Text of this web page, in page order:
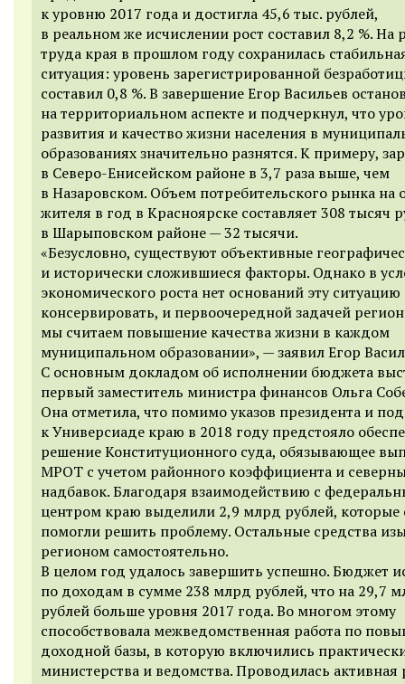
к уровню 2017 года и достигла 45,6 тыс. рублей,
в реальном же исчислении рост составил 8,2 %. На
труда края в прошлом году сохранилась
ситуация: уровень зарегистрированной
составил 0,8 %. В завершение Егор Васильев
на территориальном аспекте и подчеркнул, что
развития и качество жизни населения в
образованиях значительно разнятся. К примеру,
в Северо-Енисейском районе в 3,7 раза выше, чем
в Назаровском. Объем потребительского рынка на
жителя в год в Красноярске составляет 308 тысяч
в Шарыповском районе — 32 тысячи.
«Безусловно, существуют объективные
и исторически сложившиеся факторы. Однако в
экономического роста нет оснований эту ситуацию
консервировать, и первоочередной задачей
мы считаем повышение качества жизни в каждом
муниципальном образовании», — заявил Егор
С основным докладом об исполнении бюджета
первый заместитель министра финансов Ольга
Она отметила, что помимо указов президента и
к Универсиаде краю в 2018 году предстояло
решение Конституционного суда, обязывающее
МРОТ с учетом районного коэффициента и
надбавок. Благодаря взаимодействию с
центром краю выделили 2,9 млрд рублей, которые
помогли решить проблему. Остальные средства
регионом самостоятельно.
В целом год удалось завершить успешно. Бюджет
по доходам в сумме 238 млрд рублей, что на 29,7
рублей больше уровня 2017 года. Во многом этому
способствовала межведомственная работа по
доходной базы, в которую включились
министерства и ведомства. Проводилась активная